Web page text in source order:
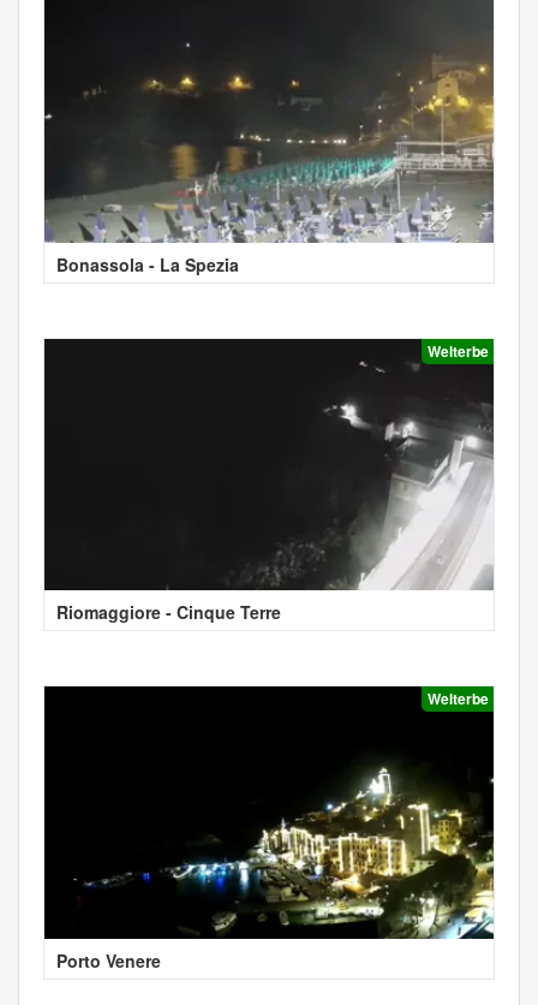
Bonassola - La Spezia
Welterbe
Riomaggiore - Cinque Terre
Welterbe
Porto Venere